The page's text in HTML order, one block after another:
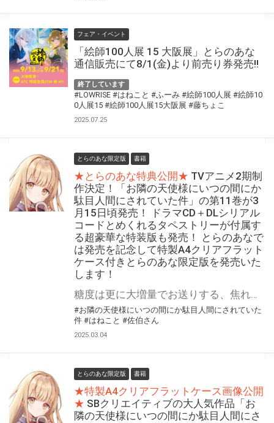
フェア・イベント
「絵師100人展 15 大阪展」とらのあな
通信販売にて8/1(金)より前売り券発売!!
終了しています
#LOWRISE #はねこと #ふーみ #絵師100人展 #絵師10
0人展15 #絵師100人展15大阪展 #藤ちょこ
2025.07.25
とらのあな限定版 書籍
★とらのあな特典公開★ TVアニメ2期制
作決定！「お隣の天使様にいつの間にか
駄目人間にされていた件」の第11巻が3
月15日頃発売！ ドラマCD＋DLシリアル
コードとめくれるタペストリーが付属す
る超豪華な特装版も発売！ とらのあなで
は発売を記念して特製A4クリアフラット
ケース付きとらのあな限定版を発売いた
します！
#お隣の天使様にいつの間にか駄目人間にされていた
件 #はねこと #佐伯さん
2025.03.04
とらのあな限定版 書籍
★特製A4クリアフラットケース画像公開
★ SBクリエイティブの大人気作品「お
隣の天使様にいつの間にか駄目人間にさ